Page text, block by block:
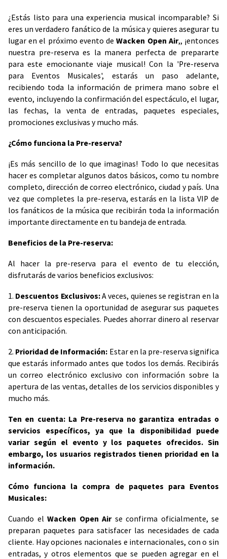
¿Estás listo para una experiencia musical incomparable? Si
eres un verdadero fanático de la música y quieres asegurar tu
lugar en el próximo evento deWacken Open Air,, ¡entonces
nuestra pre-reserva es la manera perfecta de prepararte
para este emocionante viaje musical! Con la 'Pre-reserva
para Eventos Musicales', estarás un paso adelante,
recibiendo toda la información de primera mano sobre el
evento, incluyendo la confirmación del espectáculo, el lugar,
las fechas, la venta de entradas, paquetes especiales,
promociones exclusivas y mucho más.
¿Cómo funciona la Pre-reserva?
¡Es más sencillo de lo que imaginas! Todo lo que necesitas
hacer es completar algunos datos básicos, como tu nombre
completo, dirección de correo electrónico, ciudad y país. Una
vez que completes la pre-reserva, estarás en la lista VIP de
los fanáticos de la música que recibirán toda la información
importante directamente en tu bandeja de entrada.
Beneficios de la Pre-reserva:
Al hacer la pre-reserva para el evento de tu elección,
disfrutarás de varios beneficios exclusivos:
1. Descuentos Exclusivos:A veces, quienes se registran en la
pre-reserva tienen la oportunidad de asegurar sus paquetes
con descuentos especiales. Puedes ahorrar dinero al reservar
con anticipación.
2. Prioridad de Información: Estar en la pre-reserva significa
que estarás informado antes que todos los demás. Recibirás
un correo electrónico exclusivo con información sobre la
apertura de las ventas, detalles de los servicios disponibles y
mucho más.
Ten en cuenta: La Pre-reserva no garantiza entradas o
servicios específicos, ya que la disponibilidad puede
variar según el evento y los paquetes ofrecidos. Sin
embargo, los usuarios registrados tienen prioridad en la
información.
Cómo funciona la compra de paquetes para Eventos
Musicales:
Cuando el Wacken Open Airse confirma oficialmente, se
preparan paquetes para satisfacer las necesidades de cada
cliente. Hay opciones nacionales e internacionales, con o sin
entradas, y otros elementos que se pueden agregar en el